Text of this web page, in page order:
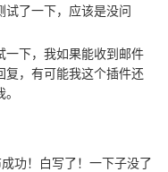
了一下，应该是没问
一下，我如果能收到邮件
，有可能我这个插件还
功！白写了！一下子没了